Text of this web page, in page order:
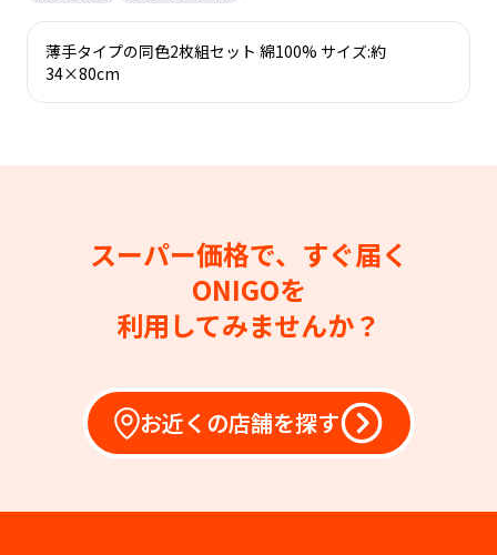
薄手タイプの同色2枚組セット 綿100% サイズ:約
34×80cm
スーパー価格で、すぐ届く
ONIGOを
利用してみませんか？
お近くの店舗を探す